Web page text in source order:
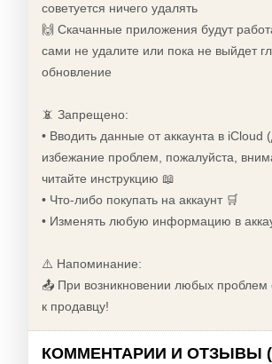
советуется ничего удалять
🙌 Скачанные приложения будут
сами не удалите или пока не выйдет
обновление
📵 Запрещено:
• Вводить данные от аккаунта в iCloud
избежание проблем, пожалуйста,
читайте инструкцию 📖
• Что-либо покупать на аккаунт 🛒
• Изменять любую информацию в
⚠️ Напоминание:
📤 При возникновении любых проблем
к продавцу!
КОММЕНТАРИИ И ОТЗЫВЫ